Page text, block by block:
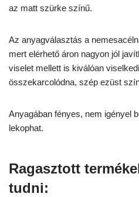
az matt szürke színű.
Az anyagválasztás a
mert elérhető áron nagyon jól
viselet mellett is kiválóan
összekarcolódna, szép ezüst
Anyagában fényes, nem igényel
lekophat.
Ragasztott
tudni: